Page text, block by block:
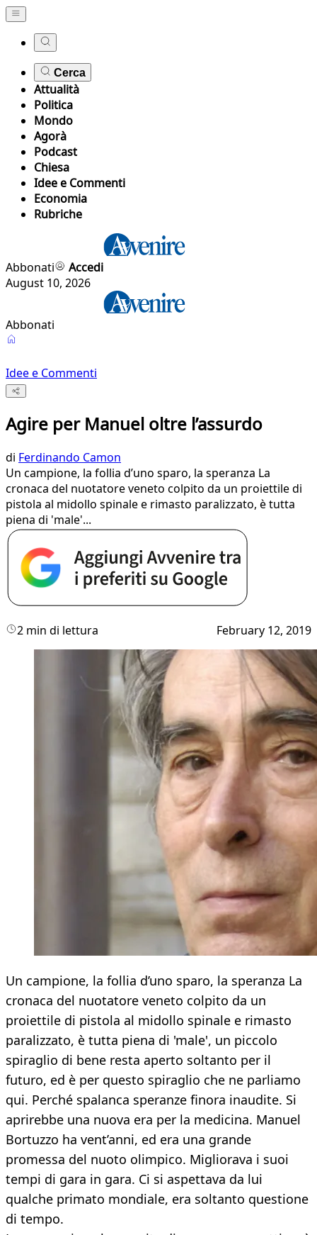
Cerca
Attualità
Politica
Mondo
Agorà
Podcast
Chiesa
Idee e Commenti
Economia
Rubriche
Abbonati
Accedi
August 10, 2026
Abbonati
Idee e Commenti
Agire per Manuel oltre l’assurdo
di Ferdinando Camon
Un campione, la follia d’uno sparo, la speranza La
cronaca del nuotatore veneto colpito da un proiettile di
pistola al midollo spinale e rimasto paralizzato, è tutta
piena di 'male'...
2 min di lettura February 12, 2019
Un campione, la follia d’uno sparo, la speranza La
cronaca del nuotatore veneto colpito da un
proiettile di pistola al midollo spinale e rimasto
paralizzato, è tutta piena di 'male', un piccolo
spiraglio di bene resta aperto soltanto per il
futuro, ed è per questo spiraglio che ne parliamo
qui. Perché spalanca speranze finora inaudite. Si
aprirebbe una nuova era per la medicina. Manuel
Bortuzzo ha vent’anni, ed era una grande
promessa del nuoto olimpico. Migliorava i suoi
tempi di gara in gara. Ci si aspettava da lui
qualche primato mondiale, era soltanto questione
di tempo.